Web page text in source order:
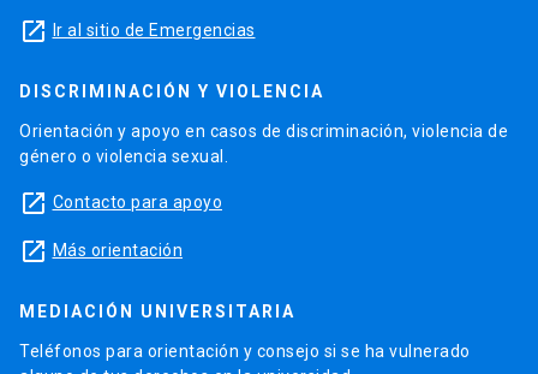
launch Ir al sitio de Emergencias
DISCRIMINACIÓN Y VIOLENCIA
Orientación y apoyo en casos de discriminación, violencia de
género o violencia sexual.
launch Contacto para apoyo
launch Más orientación
MEDIACIÓN UNIVERSITARIA
Teléfonos para orientación y consejo si se ha vulnerado